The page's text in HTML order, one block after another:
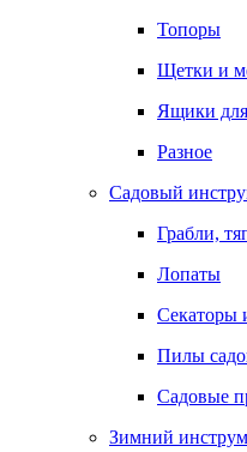
Топоры
Щетки и
Ящики
Разное
Садовый
Грабли,
Лопаты
Секаторы
Пилы
Садовые
Зимний